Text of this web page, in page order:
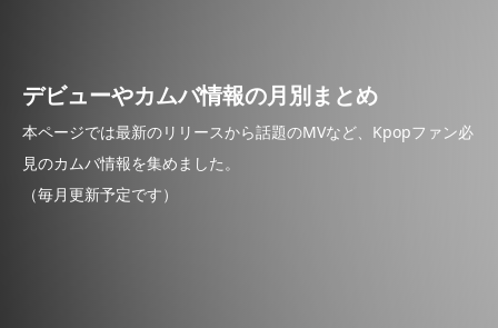
デビューやカムバ情報の月別まとめ
本ページでは最新のリリースから話題のMVなど、Kpopファン必
見のカムバ情報を集めました。
（毎月更新予定です）